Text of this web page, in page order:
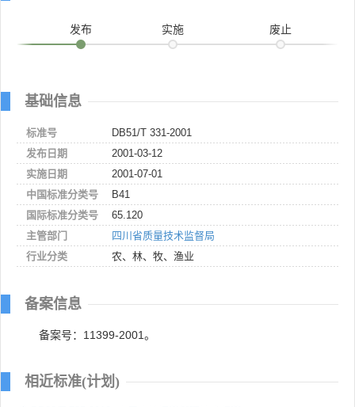
发布 实施 废止
基础信息
标准号
DB51/T 331-2001
发布日期
2001-03-12
实施日期
2001-07-01
中国标准分类号
B41
国际标准分类号
65.120
主管部门
四川省质量技术监督局
行业分类
农、林、牧、渔业
备案信息
备案号：11399-2001。
相近标准(计划)